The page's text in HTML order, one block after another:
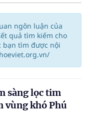
ngôn luận của
quả tìm kiếm cho
bạn tìm được nội
sàng lọc tim
vùng khó Phú